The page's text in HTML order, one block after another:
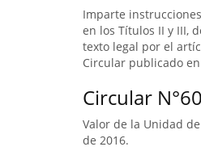
Imparte
en los Títulos II y III,
texto legal por el
Circular publicado
Circular
Valor de la Unidad
de 2016.